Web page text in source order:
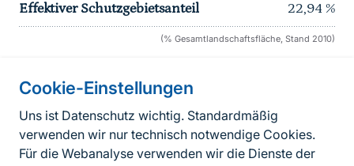
Cookie-Einstellungen
Uns ist Datenschutz wichtig. Standardmäßig
verwenden wir nur technisch notwendige Cookies.
Für die Webanalyse verwenden wir die Dienste der
Effektiver Schutzgebietsanteil 22,94 %
(% Gesamtlandschaftsfläche, Stand 2010)
Informationen zur Seite
FußzeileKontakt zum BfN